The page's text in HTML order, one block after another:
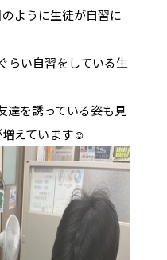
ように生徒が自習に
らい自習をしている生
達を誘っている姿も見
増えています☺